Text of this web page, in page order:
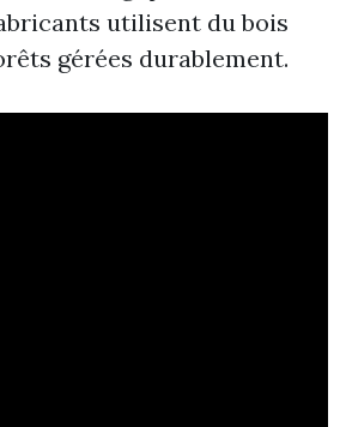
utilisent du bois
gérées durablement.